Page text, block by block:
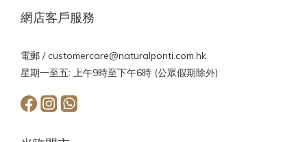
網店客戶服務
電郵 /customercare@naturalponti.com.hk
星期一至五: 上午9時至下午6時 (公眾假期除外)